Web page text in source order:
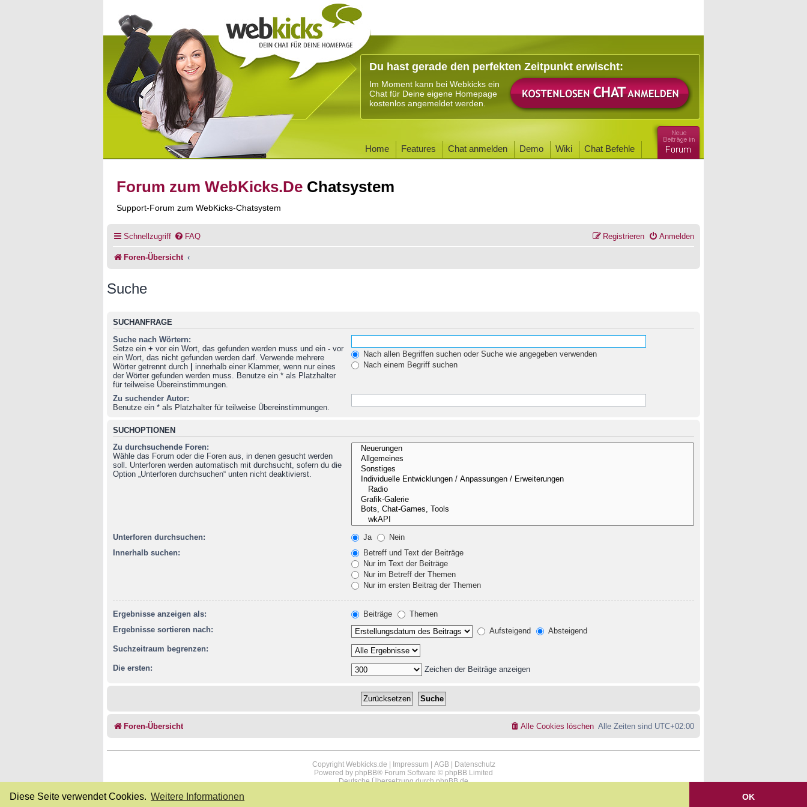
Diese Seite verwendet Cookies. Weitere Informationen OK
Du hast gerade den perfekten Zeitpunkt erwischt:
Im Moment kann bei Webkicks ein
Chat für Deine eigene Homepage
kostenlos angemeldet werden.
Home Features Chat anmelden Demo Wiki Chat Befehle
Forum zum WebKicks.De Chatsystem
Support-Forum zum WebKicks-Chatsystem
Schnellzugriff FAQ Anmelden
Registrieren
Foren-Übersicht
Suche
SUCHANFRAGE
Suche nach Wörtern:
Setze ein + vor ein Wort, das gefunden werden muss und ein - vor
ein Wort, das nicht gefunden werden darf. Verwende mehrere
Wörter getrennt durch
innerhalb einer Klammer, wenn nur eines
der Wörter gefunden werden muss. Benutze ein * als Platzhalter
für teilweise Übereinstimmungen.
Nach allen Begriffen suchen oder Suche wie angegeben verwenden
Nach einem Begriff suchen
Zu suchender Autor:
Benutze ein * als Platzhalter für teilweise Übereinstimmungen.
SUCHOPTIONEN
Zu durchsuchende Foren:
Wähle das Forum oder die Foren aus, in denen gesucht werden
soll. Unterforen werden automatisch mit durchsucht, sofern du die
Option „Unterforen durchsuchen“ unten nicht deaktivierst.
Unterforen durchsuchen: Ja
Nein
Innerhalb suchen:
Betreff und Text der Beiträge
Nur im Text der Beiträge
Nur im Betreff der Themen
Nur im ersten Beitrag der Themen
Ergebnisse anzeigen als: Beiträge
Themen
Ergebnisse sortieren nach:
Aufsteigend Absteigend
Suchzeitraum begrenzen:
Die ersten: Zeichen der Beiträge anzeigen
Foren-Übersicht Alle Zeiten sind UTC+02:00
Alle Cookies löschen
Copyright Webkicks.de | Impressum AGB|
Datenschutz
Powered by phpBB® Forum Software © phpBB Limited
Deutsche Übersetzung durchphpBB.de